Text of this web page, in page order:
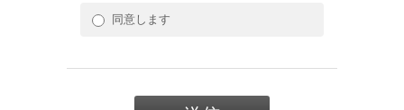
同意します